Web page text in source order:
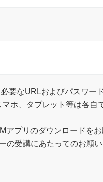
要なURLおよびパスワー
ホ、タブレット等は各自
アプリのダウンロードをお
の受講にあたってのお願